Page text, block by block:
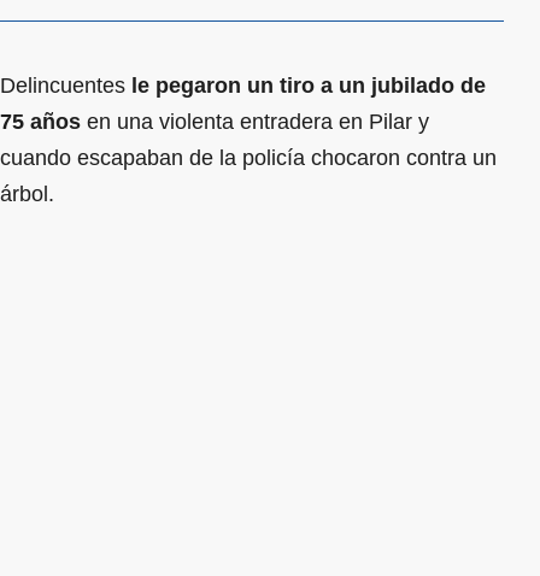
Delincuentes le pegaron un tiro a un jubilado de
75 años en una violenta entradera en Pilar y
cuando escapaban de la policía chocaron contra un
árbol.